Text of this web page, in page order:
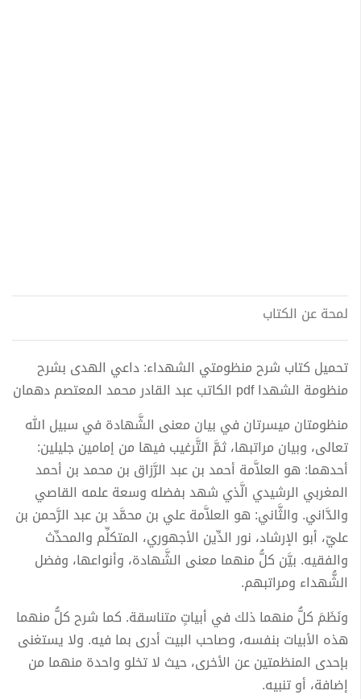
لمحة عن الكتاب
تحميل كتاب شرح منظومتي الشهداء: داعي الهدى بشرح
منظومة الشهدا pdf الكاتب عبد القادر محمد المعتصم دهمان
منظومتان ميسرتان في بيان معنى الشَّهادة في سبيل الله
تعالى، وبيان مراتبها، ثمَّ التَّرغيب فيها من إمامين جليلين:
أحدهما: هو العلاَّمة أحمد بن عبد الرَّزاق بن محمد بن أحمد
المغربي الرشيدي الَّذي شهد بفضله وسعة علمه القاصي
والدَّاني. والثَّاني: هو العلاَّمة علي بن محمَّد بن عبد الرَّحمن بن
عليّ، أبو الإرشاد، نور الدِّين الأجهوري، المتكلِّم والمحدِّث
والفقيه. بيَّن كلُّ منهما معنى الشَّهادة، وأنواعها، وفضل
الشُّهداء ومراتبهم.
ونَظَمَ كلُّ منهما ذلك في أبياتٍ متناسقة. كما شرح كلُّ منهما
هذه الأبيات بنفسه، وصاحب البيت أدرى بما فيه. ولا يستغنى
بإحدى المنظمتين عن الأخرى، حيث لا تخلو واحدة منهما من
إضافة، أو تنبيه.